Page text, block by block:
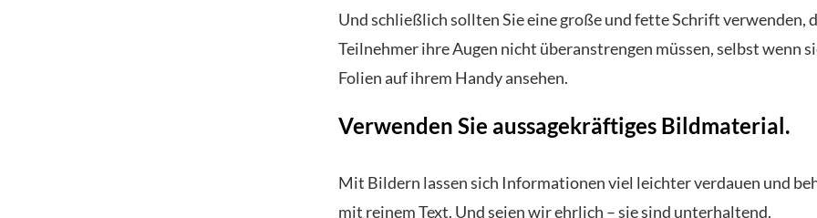
Und schließlich sollten Sie eine große und fette Schrift verwenden,
Teilnehmer ihre Augen nicht überanstrengen müssen, selbst wenn
Folien auf ihrem Handy ansehen.
Verwenden Sie aussagekräftiges Bildmaterial.
Mit Bildern lassen sich Informationen viel leichter verdauen und
mit reinem Text. Und seien wir ehrlich – sie sind unterhaltend.